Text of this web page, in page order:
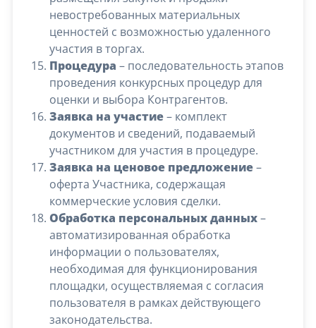
невостребованных материальных
ценностей с возможностью удаленного
участия в торгах.
Процедура – последовательность этапов
проведения конкурсных процедур для
оценки и выбора Контрагентов.
Заявка на участие– комплект
документов и сведений, подаваемый
участником для участия в процедуре.
Заявка на ценовое предложение–
оферта Участника, содержащая
коммерческие условия сделки.
Обработка персональных данных–
автоматизированная обработка
информации о пользователях,
необходимая для функционирования
площадки, осуществляемая с согласия
пользователя в рамках действующего
законодательства.